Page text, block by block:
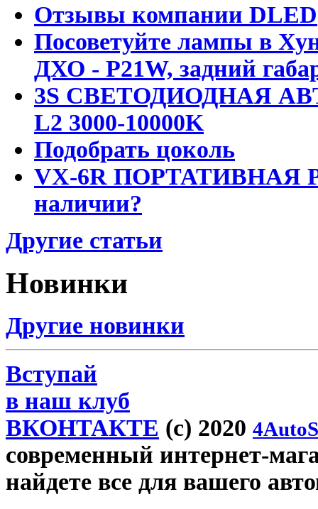
Отзывы компании DLED
Посоветуйте лампы в
ДХО - P21W, задний
3S СВЕТОДИОДНАЯ
L2 3000-10000K
Подобрать цоколь
VX-6R ПОРТАТИВНАЯ
наличии?
Другие статьи
Новинки
Другие новинки
Вступай
в наш клуб
ВКОНТАКТЕ (c) 2020
современный интернет-
найдете все для вашего